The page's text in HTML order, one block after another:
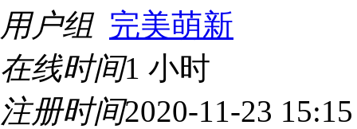
用户组 完美萌新
在线时间1 小时
注册时间2020-11-23 15:15